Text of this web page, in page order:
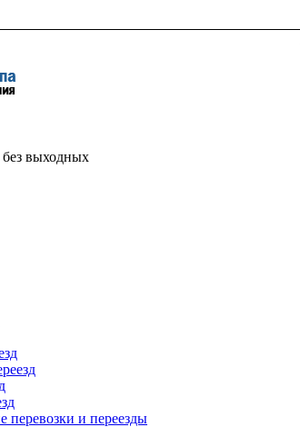
выходных
перевозки и переезды